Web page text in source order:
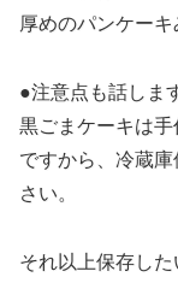
厚めのパンケーキ
●注意点も話しま
黒ごまケーキは手
ですから、冷蔵
さい。
それ以上保存し